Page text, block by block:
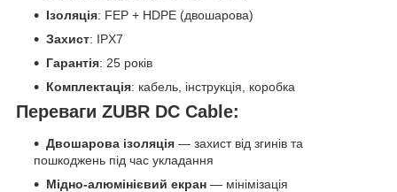
Ізоляція: FEP + HDPE (двошарова)
Захист: IPX7
Гарантія: 25 років
Комплектація: кабель, інструкція, коробка
Переваги ZUBR DC Cable:
Двошарова ізоляція — захист від згинів та
пошкоджень під час укладання
Мідно-алюмінієвий екран — мінімізація